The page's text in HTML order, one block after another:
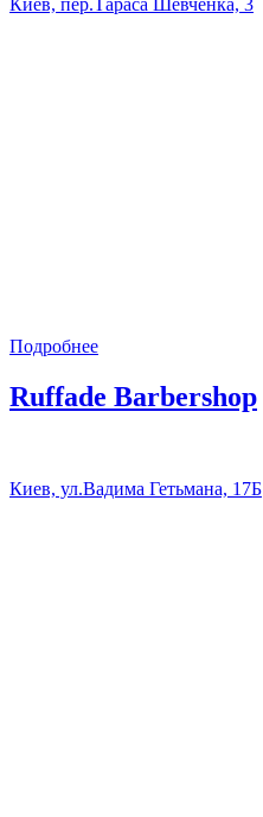
Подробнее
Ruffade Barbershop
Киев, ул.Вадима Гетьмана, 17Б